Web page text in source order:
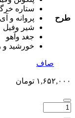
طرح
ستاره
پروانه و
شیر وفیل
جغد وآهو
خورشید و
صاف
۱,۶۵۲,۰۰۰ تومان